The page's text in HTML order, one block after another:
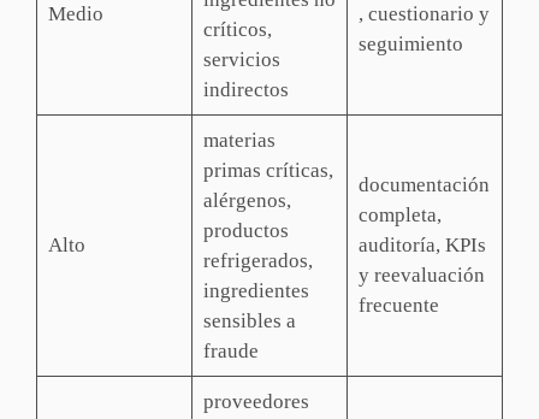
Medio
críticos,
servicios
indirectos
, cuestionario y
seguimiento
Alto
materias
primas críticas,
alérgenos,
productos
refrigerados,
ingredientes
sensibles a
fraude
documentación
completa,
auditoría, KPIs
y reevaluación
frecuente
proveedores